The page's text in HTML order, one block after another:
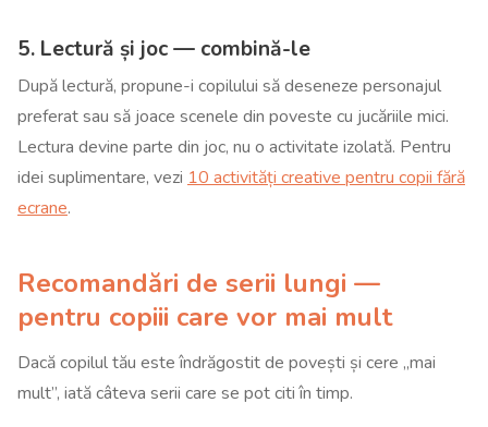
5. Lectură și joc — combină-le
După lectură, propune-i copilului să deseneze personajul
preferat sau să joace scenele din poveste cu jucăriile mici.
Lectura devine parte din joc, nu o activitate izolată. Pentru
idei suplimentare, vezi 10 activități creative pentru copii fără
ecrane.
Recomandări de serii lungi —
pentru copiii care vor mai mult
Dacă copilul tău este îndrăgostit de povești și cere „mai
mult”, iată câteva serii care se pot citi în timp.